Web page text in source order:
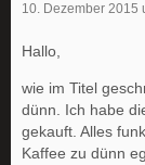
10. Dezember 2015
Hallo,
wie im Titel
dünn. Ich habe
gekauft. Alles
Kaffee zu dünn